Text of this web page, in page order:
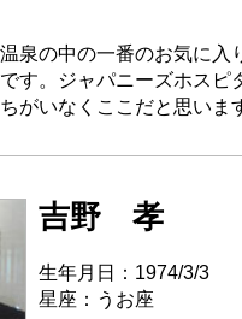
泉の中の一番のお気に入
す。ジャパニーズホスピ
がいなくここだと思いま
吉野 孝
生年月日：1974/3/3
星座：うお座